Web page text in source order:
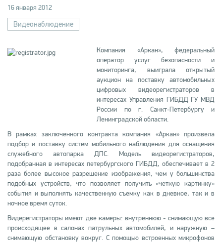
16 января 2012
Видеонаблюдение
Компания «Аркан», федеральный
оператор услуг безопасности и
мониторинга, выиграла открытый
аукцион на поставку автомобильных
цифровых видеорегистраторов в
интересах Управления ГИБДД ГУ МВД
России по г. Санкт-Петербургу и
Ленинградской области.
В рамках заключенного контракта компания «Аркан» произвела
подбор и поставку систем мобильного наблюдения для оснащения
служебного автопарка ДПС. Модель видеорегистраторов,
подобранная в интересах петербургского ГИБДД, обеспечивает в 2
раза более высокое разрешение изображения, чем у большинства
подобных устройств, что позволяет получить «четкую картинку»
события и выполнять качественную съемку как в дневное, так и в
ночное время суток.
Видерегистраторы имеют две камеры: внутреннюю - снимающую все
происходящее в салонах патрульных автомобилей, и наружную –
снимающую обстановку вокруг. С помощью встроенных микрофонов